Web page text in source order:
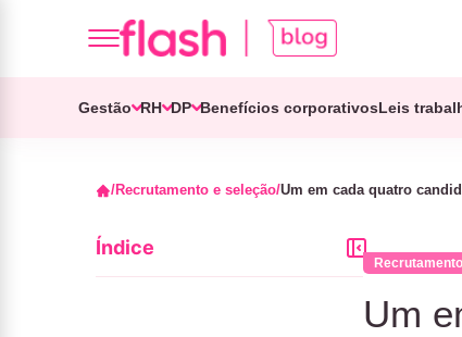
Gestão RH DP Benefícios corporativosLeis
Recrutamento e seleção Um em cada quatro
Um
Índice